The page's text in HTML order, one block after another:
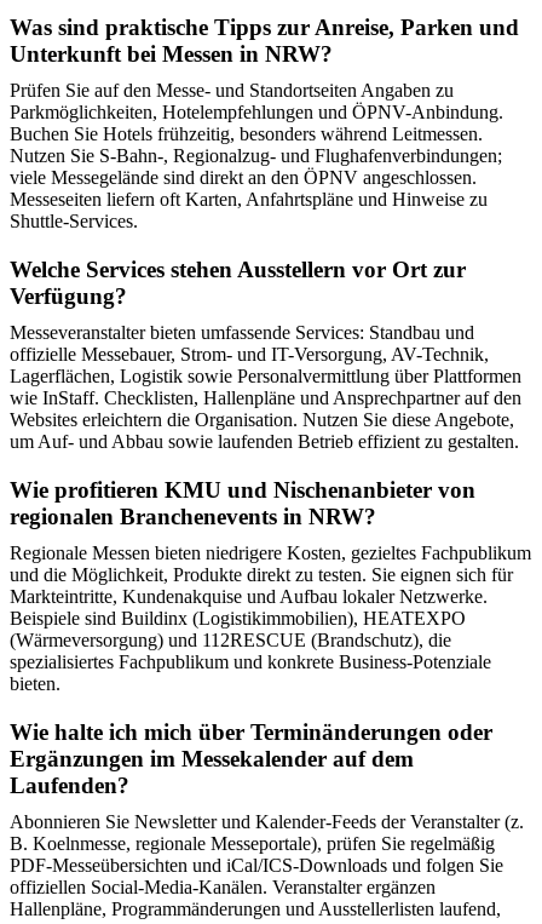
Was sind praktische Tipps zur Anreise, Parken und
Unterkunft bei Messen in NRW?
Prüfen Sie auf den Messe- und Standortseiten Angaben zu
Parkmöglichkeiten, Hotelempfehlungen und ÖPNV-Anbindung.
Buchen Sie Hotels frühzeitig, besonders während Leitmessen.
Nutzen Sie S-Bahn-, Regionalzug- und Flughafenverbindungen;
viele Messegelände sind direkt an den ÖPNV angeschlossen.
Messeseiten liefern oft Karten, Anfahrtspläne und Hinweise zu
Shuttle-Services.
Welche Services stehen Ausstellern vor Ort zur
Verfügung?
Messeveranstalter bieten umfassende Services: Standbau und
offizielle Messebauer, Strom- und IT-Versorgung, AV-Technik,
Lagerflächen, Logistik sowie Personalvermittlung über Plattformen
wie InStaff. Checklisten, Hallenpläne und Ansprechpartner auf den
Websites erleichtern die Organisation. Nutzen Sie diese Angebote,
um Auf- und Abbau sowie laufenden Betrieb effizient zu gestalten.
Wie profitieren KMU und Nischenanbieter von
regionalen Branchenevents in NRW?
Regionale Messen bieten niedrigere Kosten, gezieltes Fachpublikum
und die Möglichkeit, Produkte direkt zu testen. Sie eignen sich für
Markteintritte, Kundenakquise und Aufbau lokaler Netzwerke.
Beispiele sind Buildinx (Logistikimmobilien), HEATEXPO
(Wärmeversorgung) und 112RESCUE (Brandschutz), die
spezialisiertes Fachpublikum und konkrete Business-Potenziale
bieten.
Wie halte ich mich über Terminänderungen oder
Ergänzungen im Messekalender auf dem
Laufenden?
Abonnieren Sie Newsletter und Kalender-Feeds der Veranstalter (z.
B. Koelnmesse, regionale Messeportale), prüfen Sie regelmäßig
PDF-Messeübersichten und iCal/ICS-Downloads und folgen Sie
offiziellen Social-Media-Kanälen. Veranstalter ergänzen
Hallenpläne, Programmänderungen und Ausstellerlisten laufend,